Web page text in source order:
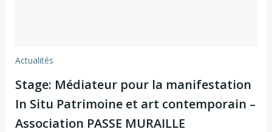
Actualités
Stage: Médiateur pour la manifestation
In Situ Patrimoine et art contemporain –
Association PASSE MURAILLE